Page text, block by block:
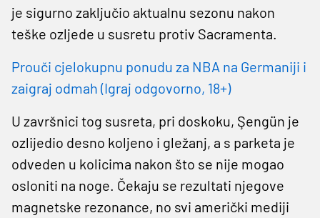
je sigurno zaključio aktualnu sezonu nakon
teške ozljede u susretu protiv Sacramenta.
Prouči cjelokupnu ponudu za NBA na Germaniji i
zaigraj odmah (Igraj odgovorno, 18+)
U završnici tog susreta, pri doskoku, Şengün je
ozlijedio desno koljeno i gležanj, a s parketa je
odveden u kolicima nakon što se nije mogao
osloniti na noge. Čekaju se rezultati njegove
magnetske rezonance, no svi američki mediji